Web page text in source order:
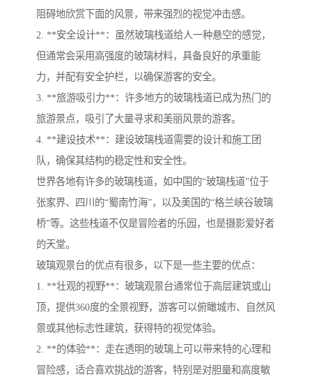
阻碍地欣赏下面的风景，带来强烈的视觉冲击感。
2. **安全设计**：虽然玻璃栈道给人一种悬空的感觉，
但通常会采用高强度的玻璃材料，具备良好的承重能
力，并配有安全护栏，以确保游客的安全。
3. **旅游吸引力**：许多地方的玻璃栈道已成为热门的
旅游景点，吸引了大量寻求和美丽风景的游客。
4. **建设技术**：建设玻璃栈道需要的设计和施工团
队，确保其结构的稳定性和安全性。
世界各地有许多的玻璃栈道，如中国的“玻璃栈道”位于
张家界、四川的“蜀南竹海”，以及美国的“格兰峡谷玻璃
桥”等。这些栈道不仅是冒险者的乐园，也是摄影爱好者
的天堂。
玻璃观景台的优点有很多，以下是一些主要的优点：
1. **壮观的视野**：玻璃观景台通常位于高层建筑或山
顶，提供360度的全景视野，游客可以俯瞰城市、自然风
景或其他标志性建筑，获得特的视觉体验。
2. **的体验**：走在透明的玻璃上可以带来特的心理和
冒险感，适合喜欢挑战的游客，特别是对胆量和高度敏